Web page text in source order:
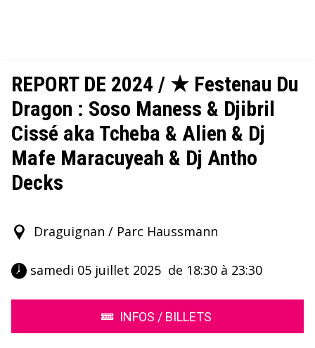
REPORT DE 2024 / ★ Festenau Du
Dragon : Soso Maness & Djibril
Cissé aka Tcheba & Alien & Dj
Mafe Maracuyeah & Dj Antho
Decks
Draguignan / Parc Haussmann
samedi 05 juillet 2025  de 18:30 à 23:30
INFOS / BILLETS